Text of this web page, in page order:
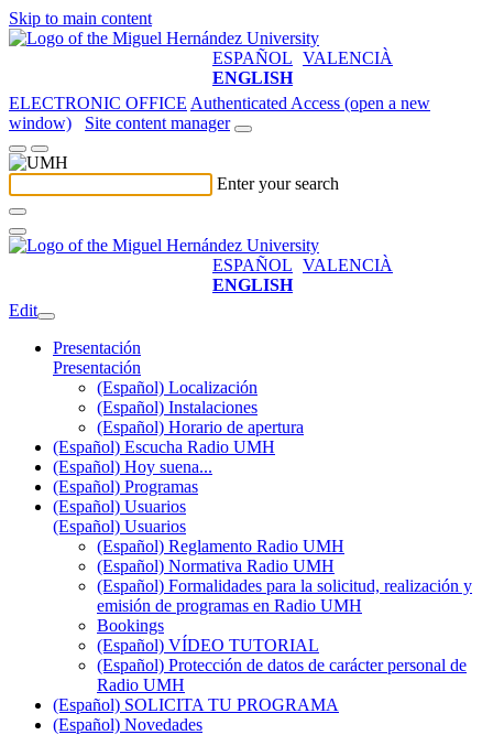
Skip to main content
ESPAÑOL VALENCIÀ
ENGLISH
ELECTRONIC OFFICE Authenticated Access (open a new
window)
Site content manager
Enter your search
ESPAÑOL VALENCIÀ
ENGLISH
Edit
Presentación
Presentación
(Español) Localización
(Español) Instalaciones
(Español) Horario de apertura
(Español) Escucha Radio UMH
(Español) Hoy suena...
(Español) Programas
(Español) Usuarios
(Español) Usuarios
(Español) Reglamento Radio UMH
(Español) Normativa Radio UMH
(Español) Formalidades para la solicitud, realización y
emisión de programas en Radio UMH
Bookings
(Español) VÍDEO TUTORIAL
(Español) Protección de datos de carácter personal de
Radio UMH
(Español) SOLICITA TU PROGRAMA
(Español) Novedades